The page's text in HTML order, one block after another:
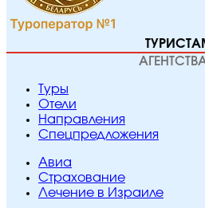
Туры
Отели
Направления
Спецпредложения
Авиа
Страхование
Лечение в Израиле